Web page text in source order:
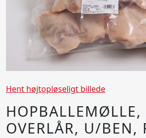
Hent højtopløseligt billede
HOPBALLEMØLLE,
OVERLÅR, U/BEN,